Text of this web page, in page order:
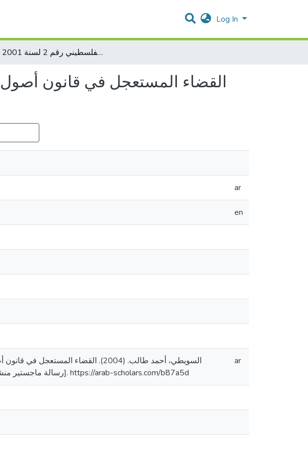
Log In
القضاء المستعجل في قانون أصول المحاكمات المدنية والتجارية الفلسطيني رقم 2 لسنة 2001.
ar
en
[رسالة ماجستير منشورة، جامعة القدس، فلسطين]. المستودع الرقمي لجامعة القدس. https://arab-scholars.com/b87a5d
ar